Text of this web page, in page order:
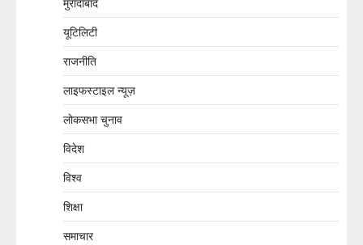
मुरादाबाद
यूटिलिटी
राजनीति
लाइफस्टाइल न्यूज़
लोकसभा चुनाव
विदेश
विश्व
शिक्षा
समाचार